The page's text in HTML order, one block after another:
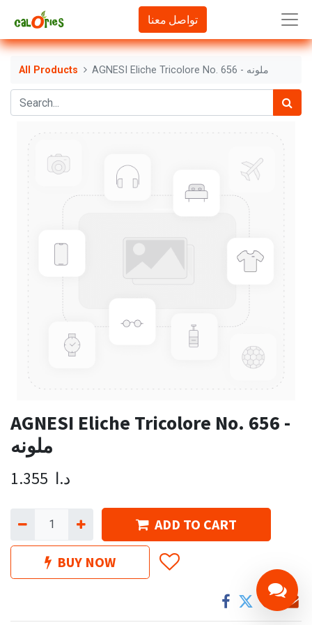
تواصل معنا
All Products AGNESI Eliche Tricolore No. 656 - ملونه
AGNESI Eliche Tricolore No. 656 -
ملونه
1.355 د.ا
ADD TO CART
BUY NOW